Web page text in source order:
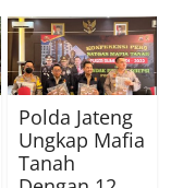
Polda Jateng
Ungkap Mafia
Tanah